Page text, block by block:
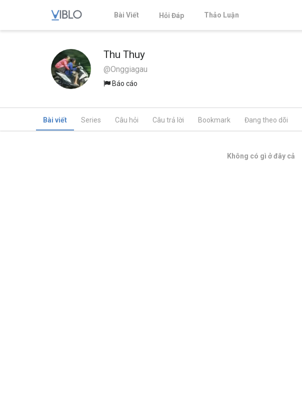
Bài Viết Hỏi Đáp Thảo Luận
Thu Thuy
@Onggiagau
Báo cáo
Bài viết Series Câu hỏi Câu trả lời Bookmark Đang theo dõi
Không có gì ở đây cả